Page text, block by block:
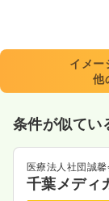
8:30～
日曜休み
ブ
気
日勤のみ（パ
イメー
他
条件が似てい
医療法人社団誠馨
千葉メディ